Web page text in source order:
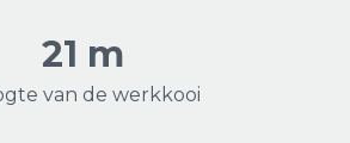
21 m
van de werkkooi